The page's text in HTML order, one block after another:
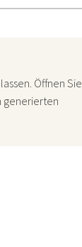
Öffnen Sie
generierten